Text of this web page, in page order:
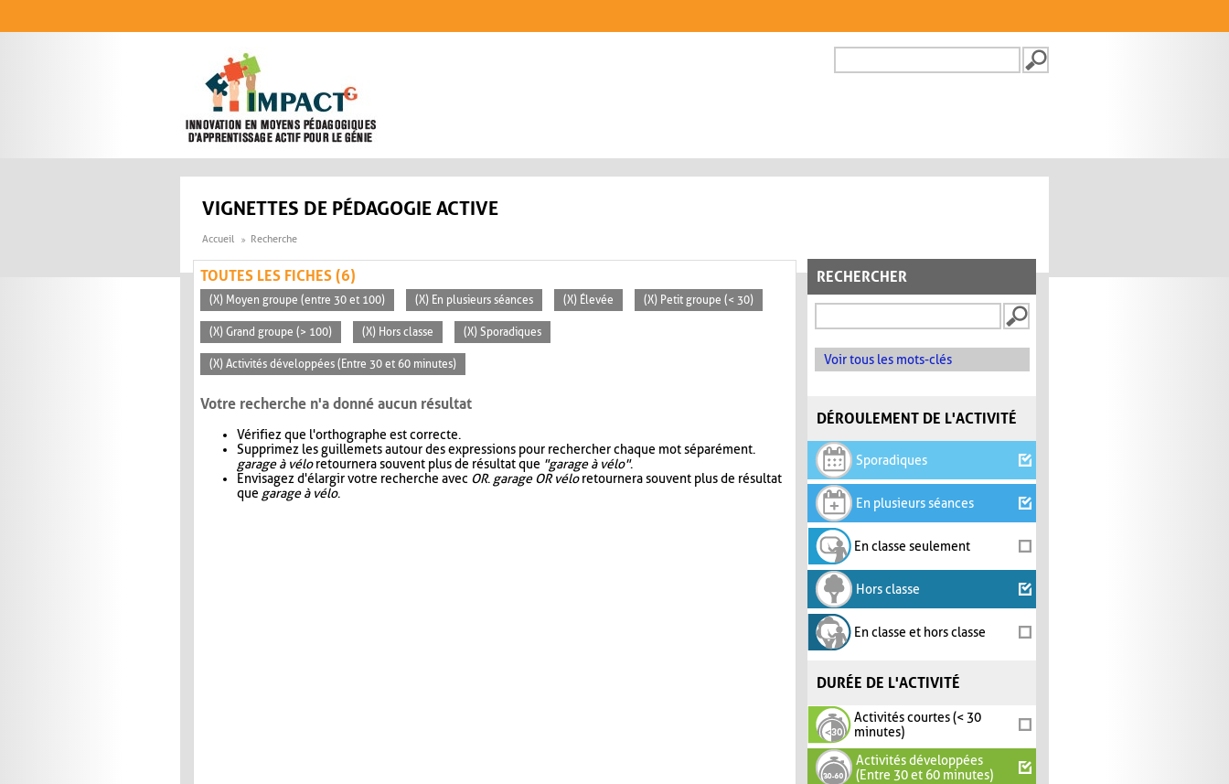
FORMULAIRE DE
VIGNETTES DE PÉDAGOGIE ACTIVE
Accueil Recherche
RECHERCHER
Voir tous les mots-clés
DÉROULEMENT DE L'ACTIVITÉ
Sporadiques
En plusieurs séances
En classe seulement
Hors classe
En classe et hors classe
DURÉE DE L'ACTIVITÉ
Activités courtes (< 30
minutes)
Activités développées
(Entre 30 et 60 minutes)
TOUTES LES FICHES (6)
(X) Moyen groupe (entre 30 et 100) (X) En plusieurs séances (X) Élevée (X) Petit groupe (< 30)
(X) Grand groupe (> 100) (X) Hors classe (X) Sporadiques
(X) Activités développées (Entre 30 et 60 minutes)
Votre recherche n'a donné aucun résultat
Vérifiez que l'orthographe est correcte.
Supprimez les guillemets autour des expressions pour rechercher chaque mot séparément.
garage à véloretournera souvent plus de résultat que "garage à vélo".
Envisagez d'élargir votre recherche avec OR. garage OR véloretournera souvent plus de résultat
que garage à vélo.